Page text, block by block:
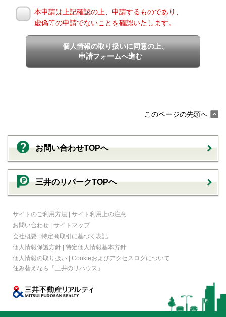
本申請は上記確認の上、申請するものであり、
虚偽等の申請でないことを確認いたします。
個人情報の取り扱いに同意の上、
申請フォームへ進む
このページの先頭へ
お問い合わせTOPへ
三井のリパークTOPヘ
サイトのご利用方法 | サイト利用上の注意
お問い合わせ | サイトマップ
会社概要 | 特定商取引に基づく表記
個人情報保護方針 | 特定個人情報基本方針
個人情報の取り扱い | Cookieおよびアクセスログについて
住み替えなら
「三井のリハウス」